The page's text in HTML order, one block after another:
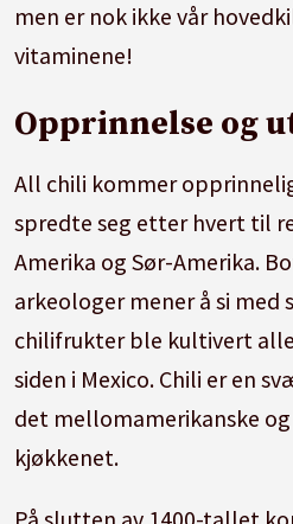
* Sommelier-utdanning
Institutt.
* Holdt seg oppdatert i
kontrakter for Eurest.
* Samler på kokebøker.
men er nok ikke vår
vitaminene!
Opprinnelse og
All chili kommer
spredte seg etter hvert til
Amerika og Sør-Amerika.
arkeologer mener å si med
chilifrukter ble kultivert
siden i Mexico. Chili er en
det mellomamerikanske
kjøkkenet.